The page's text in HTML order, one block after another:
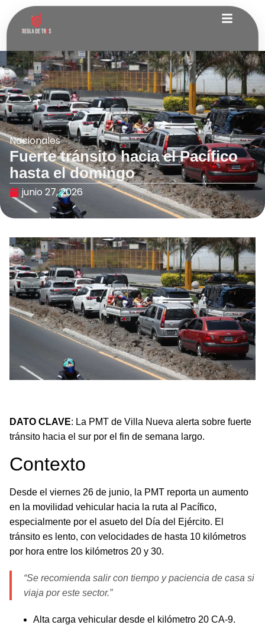
Nacionales
Fuerte tránsito hacia el Pacífico
hasta el domingo
junio 27, 2026
DATO CLAVE: La PMT de Villa Nueva alerta sobre fuerte
tránsito hacia el sur por el fin de semana largo.
Contexto
Desde el viernes 26 de junio, la PMT reporta un aumento
en la movilidad vehicular hacia la ruta al Pacífico,
especialmente por el asueto del Día del Ejército. El
tránsito es lento, con velocidades de hasta 10 kilómetros
por hora entre los kilómetros 20 y 30.
“Se recomienda salir con tiempo y paciencia de casa si
viaja por este sector.”
Alta carga vehicular desde el kilómetro 20 CA-9.